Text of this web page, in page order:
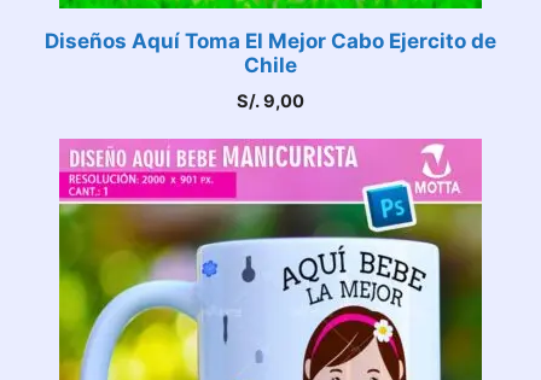
Diseños Aquí Toma El Mejor Cabo Ejercito de
Chile
S/.9,00